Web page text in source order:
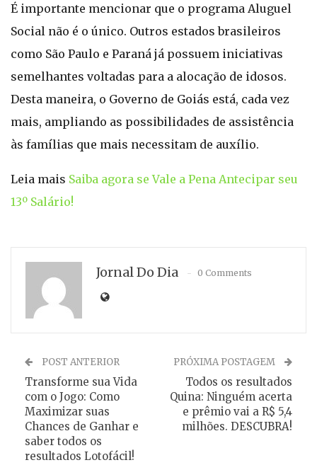
É importante mencionar que o programa Aluguel
Social não é o único. Outros estados brasileiros
como São Paulo e Paraná já possuem iniciativas
semelhantes voltadas para a alocação de idosos.
Desta maneira, o Governo de Goiás está, cada vez
mais, ampliando as possibilidades de assistência
às famílias que mais necessitam de auxílio.
Leia mais Saiba agora se Vale a Pena Antecipar seu
13º Salário!
Jornal Do Dia 0 Comments
POST ANTERIOR
Transforme sua Vida
com o Jogo: Como
Maximizar suas
Chances de Ganhar e
saber todos os
resultados Lotofácil!
PRÓXIMA POSTAGEM
Todos os resultados
Quina: Ninguém acerta
e prêmio vai a R$ 5,4
milhões. DESCUBRA!